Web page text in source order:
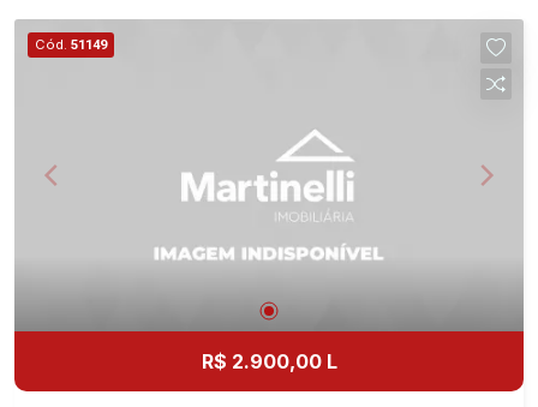
Cód. 51149
R$ 2.900,00 L